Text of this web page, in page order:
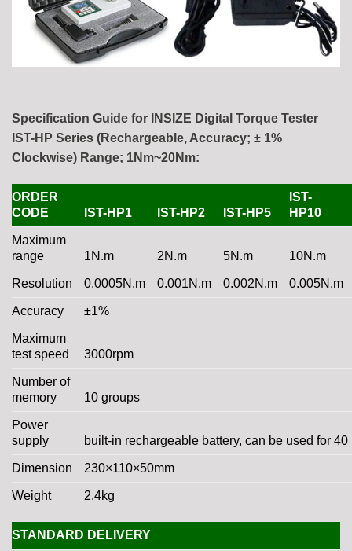
Specification Guide for INSIZE Digital Torque Tester
IST-HP Series (Rechargeable, Accuracy; ± 1%
Clockwise) Range; 1Nm~20Nm:
ORDER
CODE
IST-HP1 IST-HP2 IST-HP5
IST-
HP10
Maximum
range
1N.m 2N.m 5N.m 10N.m
Resolution 0.0005N.m 0.001N.m 0.002N.m 0.005N.m
Accuracy ±1%
Maximum
test speed
3000rpm
Number of
memory
10 groups
Power
supply
built-in rechargeable battery, can be used for 40
Dimension 230×110×50mm
Weight 2.4kg
STANDARD DELIVERY